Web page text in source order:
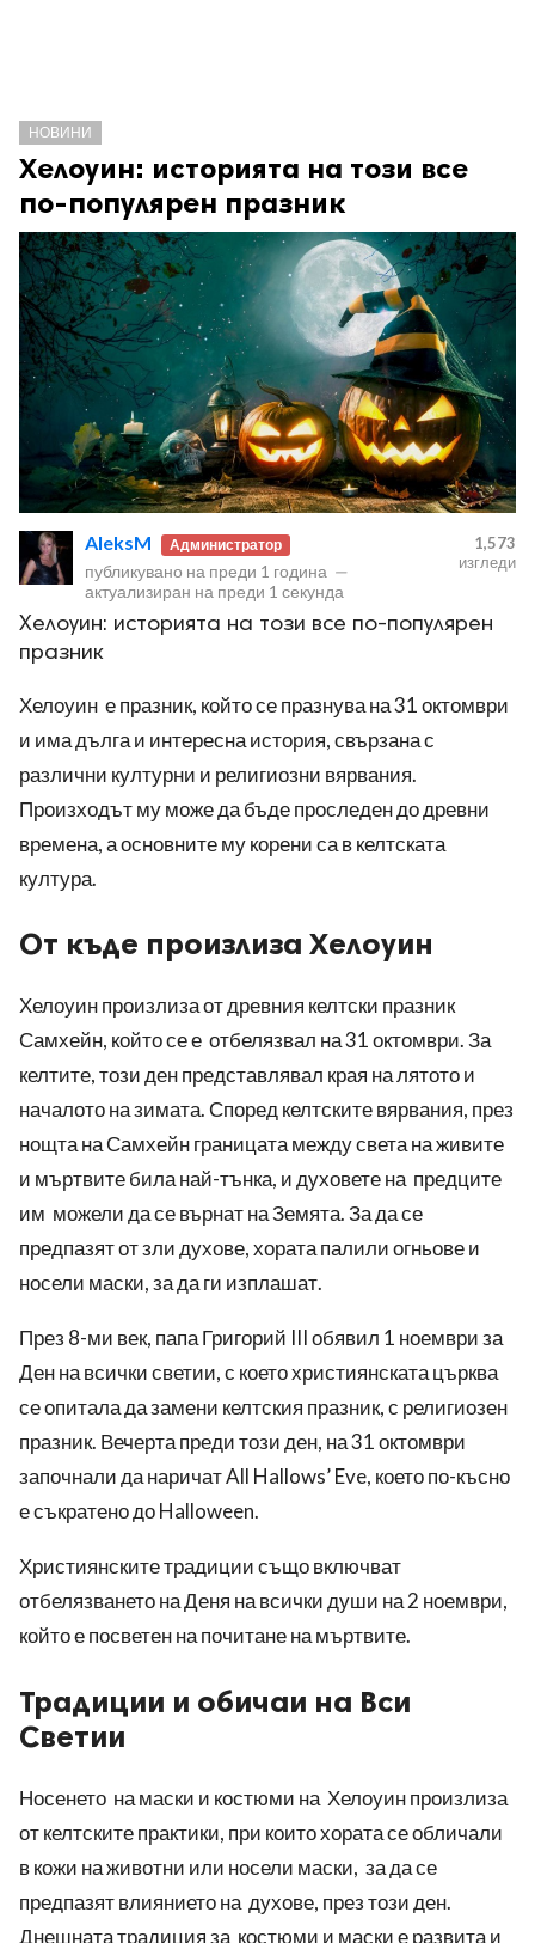
НОВИНИ
Хелоуин: историята на този все
по-популярен празник
AleksM Администратор
публикувано на преди 1 година —
актуализиран на преди 1 секунда
1,573
изгледи
Хелоуин: историята на този все по-популярен
празник
Хелоуин е празник, който се празнува на 31 октомври
и има дълга и интересна история, свързана с
различни културни и религиозни вярвания.
Произходът му може да бъде проследен до древни
времена, а основните му корени са в келтската
култура.
От къде произлиза Хелоуин
Хелоуин произлиза от древния келтски празник
Самхейн, който се е отбелязвал на 31 октомври. За
келтите, този ден представлявал края на лятото и
началото на зимата. Според келтските вярвания, през
нощта на Самхейн границата между света на живите
и мъртвите била най-тънка, и духовете на предците
им можели да се върнат на Земята. За да се
предпазят от зли духове, хората палили огньове и
носели маски, за да ги изплашат.
През 8-ми век, папа Григорий III обявил 1 ноември за
Ден на всички светии, с което християнската църква
се опитала да замени келтския празник, с религиозен
празник. Вечерта преди този ден, на 31 октомври
започнали да наричат All Hallows’ Eve, което по-късно
е съкратено до Halloween.
Християнските традиции също включват
отбелязването на Деня на всички души на 2 ноември,
който е посветен на почитане на мъртвите.
Традиции и обичаи на Вси
Светии
Носенето на маски и костюми на Хелоуин произлиза
от келтските практики, при които хората се обличали
в кожи на животни или носели маски, за да се
предпазят влиянието на духове, през този ден.
Днешната традиция за костюми и маски е развита и